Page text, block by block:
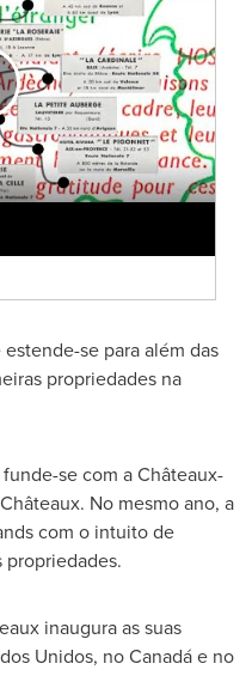
se para além das
propriedades na
se com a Châteaux-
No mesmo ano, a
com o intuito de
propriedades.
inaugura as suas
Unidos, no Canadá e no